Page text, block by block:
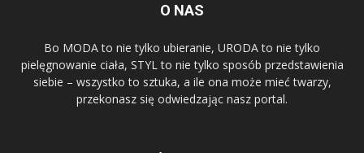
O NAS
Bo MODA to nie tylko ubieranie, URODA to nie tylko
pielęgnowanie ciała, STYL to nie tylko sposób przedstawienia
siebie – wszystko to sztuka, a ile ona może mieć twarzy,
przekonasz się odwiedzając nasz portal.